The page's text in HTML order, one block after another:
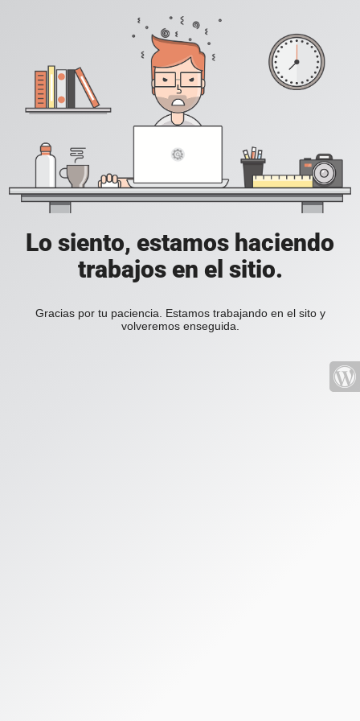
Lo siento, estamos haciendo
trabajos en el sitio.
Gracias por tu paciencia. Estamos trabajando en el sito y
volveremos enseguida.